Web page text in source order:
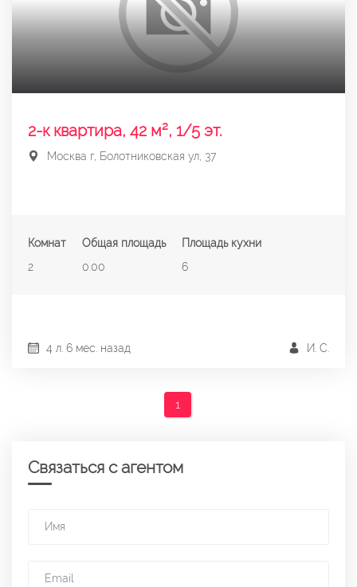
2-к квартира, 42 м², 1/5 эт.
Москва г, Болотниковская ул, 37
Комнат
2
Общая площадь
0.00
Площадь кухни
6
И. С.
4 л. 6 мес. назад
1
Связаться с агентом